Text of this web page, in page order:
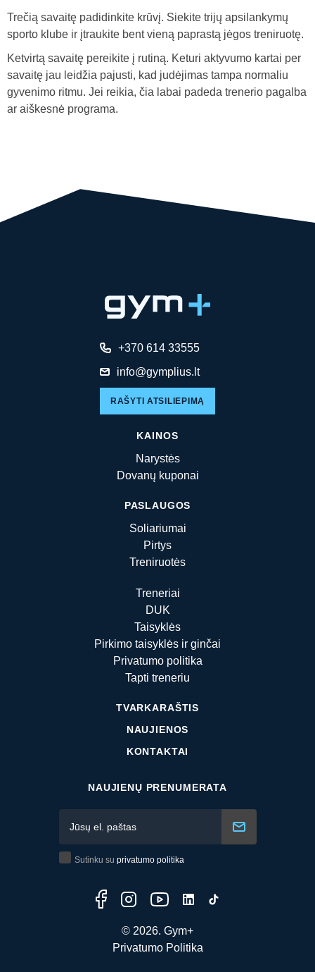
Trečią savaitę padidinkite krūvį. Siekite trijų apsilankymų
sporto klube ir įtraukite bent vieną paprastą jėgos treniruotę.
Ketvirtą savaitę pereikite į rutiną. Keturi aktyvumo kartai per
savaitę jau leidžia pajusti, kad judėjimas tampa normaliu
gyvenimo ritmu. Jei reikia, čia labai padeda trenerio pagalba
ar aiškesnė programa.
+370 614 33555
info@gymplius.lt
RAŠYTI ATSILIEPIMĄ
KAINOS
Narystės
Dovanų kuponai
PASLAUGOS
Soliariumai
Pirtys
Treniruotės
Treneriai
DUK
Taisyklės
Pirkimo taisyklės ir ginčai
Privatumo politika
Tapti treneriu
TVARKARAŠTIS
NAUJIENOS
KONTAKTAI
NAUJIENŲ PRENUMERATA
Sutinku su privatumo politika
© 2026. Gym+
Privatumo Politika